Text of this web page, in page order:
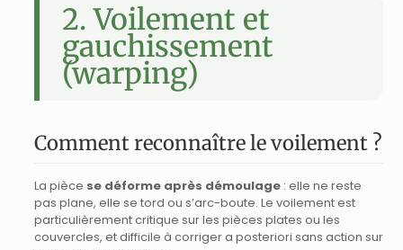
2. Voilement et
gauchissement
(warping)
Comment reconnaître le voilement ?
La pièce se déforme après démoulage : elle ne reste
pas plane, elle se tord ou s’arc-boute. Le voilement est
particulièrement critique sur les pièces plates ou les
couvercles, et difficile à corriger a posteriori sans action sur